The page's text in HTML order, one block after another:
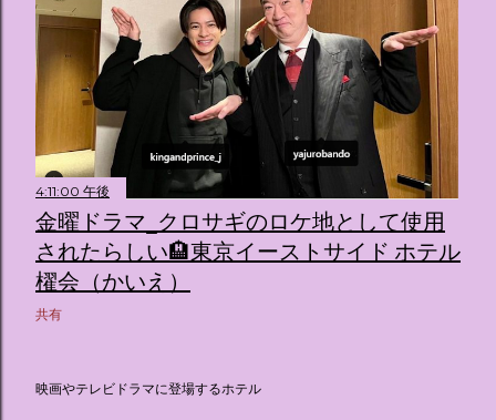
4:11:00 午後
金曜ドラマ_クロサギのロケ地として使用
されたらしい🏨東京イーストサイド ホテル
櫂会（かいえ）
共有
映画やテレビドラマに登場するホテル